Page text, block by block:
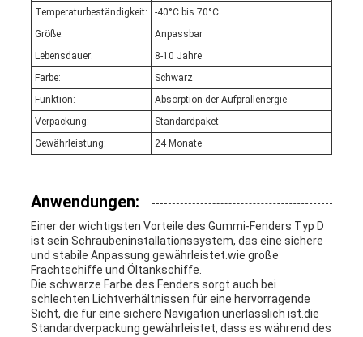
Temperaturbeständigkeit:
-40°C bis 70°C
Größe:
Anpassbar
Lebensdauer:
8-10 Jahre
Farbe:
Schwarz
Funktion:
Absorption der Aufprallenergie
Verpackung:
Standardpaket
Gewährleistung:
24 Monate
Anwendungen:
Einer der wichtigsten Vorteile des Gummi-Fenders Typ D
ist sein Schraubeninstallationssystem, das eine sichere
und stabile Anpassung gewährleistet.wie große
Frachtschiffe und Öltankschiffe.
Die schwarze Farbe des Fenders sorgt auch bei
schlechten Lichtverhältnissen für eine hervorragende
Sicht, die für eine sichere Navigation unerlässlich ist.die
Standardverpackung gewährleistet, dass es während des